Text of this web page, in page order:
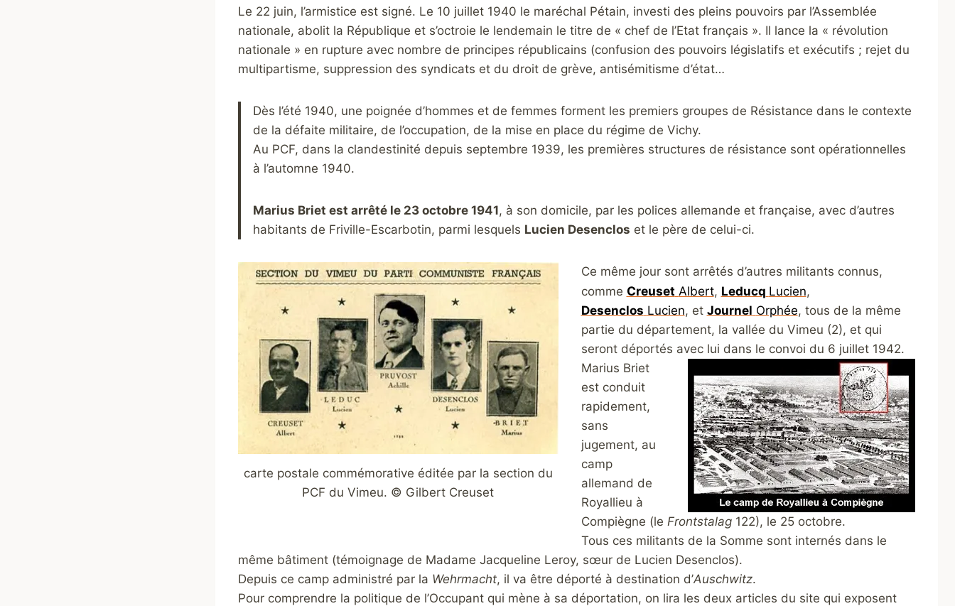
Le 22 juin, l’armistice est signé. Le 10 juillet 1940 le maréchal Pétain, investi des pleins pouvoirs par l’Assemblée
nationale, abolit la République et s’octroie le lendemain le titre de « chef de l’Etat français ». Il lance la « révolution
nationale » en rupture avec nombre de principes républicains (confusion des pouvoirs législatifs et exécutifs ; rejet du
multipartisme, suppression des syndicats et du droit de grève, antisémitisme d’état…
Dès l’été 1940, une poignée d’hommes et de femmes forment les premiers groupes de Résistance dans le contexte
de la défaite militaire, de l’occupation, de la mise en place du régime de Vichy.
Au PCF, dans la clandestinité depuis septembre 1939, les premières structures de résistance sont opérationnelles
à l’automne 1940.
Marius Briet est arrêté le 23 octobre 1941, à son domicile, par les polices allemande et française, avec d’autres
habitants de Friville-Escarbotin, parmi lesquels Lucien Desenclos et le père de celui-ci.
carte postale commémorative éditée par la section du
PCF du Vimeu. © Gilbert Creuset
Ce même jour sont arrêtés d’autres militants connus,
comme Creuset Albert, Leducq Lucien,
Desenclos Lucien, et Journel Orphée, tous de la même
partie du département, la vallée du Vimeu (2), et qui
seront déportés avec lui dans le convoi du 6 juillet 1942.
Marius Briet
est conduit
rapidement,
sans
jugement, au
camp
allemand de
Royallieu à
Compiègne (le Frontstalag122), le 25 octobre.
Tous ces militants de la Somme sont internés dans le
même bâtiment (témoignage de Madame Jacqueline Leroy, sœur de Lucien Desenclos).
Depuis ce camp administré par la Wehrmacht, il va être déporté à destination d’Auschwitz.
Pour comprendre la politique de l’Occupant qui mène à sa déportation, on lira les deux articles du site qui exposent